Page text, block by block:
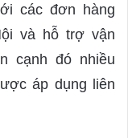
các đơn hàng
và hỗ trợ vận
cạnh đó nhiều
áp dụng liên